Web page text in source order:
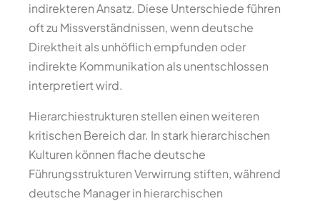
indirekteren Ansatz. Diese Unterschiede führen
oft zu Missverständnissen, wenn deutsche
Direktheit als unhöflich empfunden oder
indirekte Kommunikation als unentschlossen
interpretiert wird.
Hierarchiestrukturen stellen einen weiteren
kritischen Bereich dar. In stark hierarchischen
Kulturen können flache deutsche
Führungsstrukturen Verwirrung stiften, während
deutsche Manager in hierarchischen